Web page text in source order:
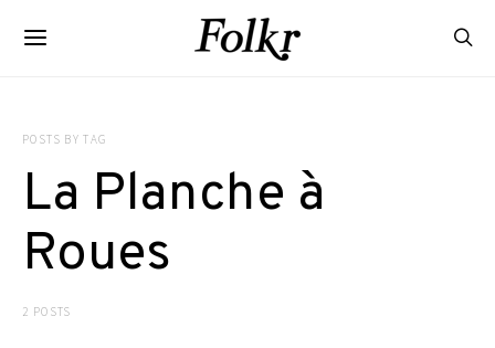
POSTS BY TAG
La Planche à
Roues
2 POSTS